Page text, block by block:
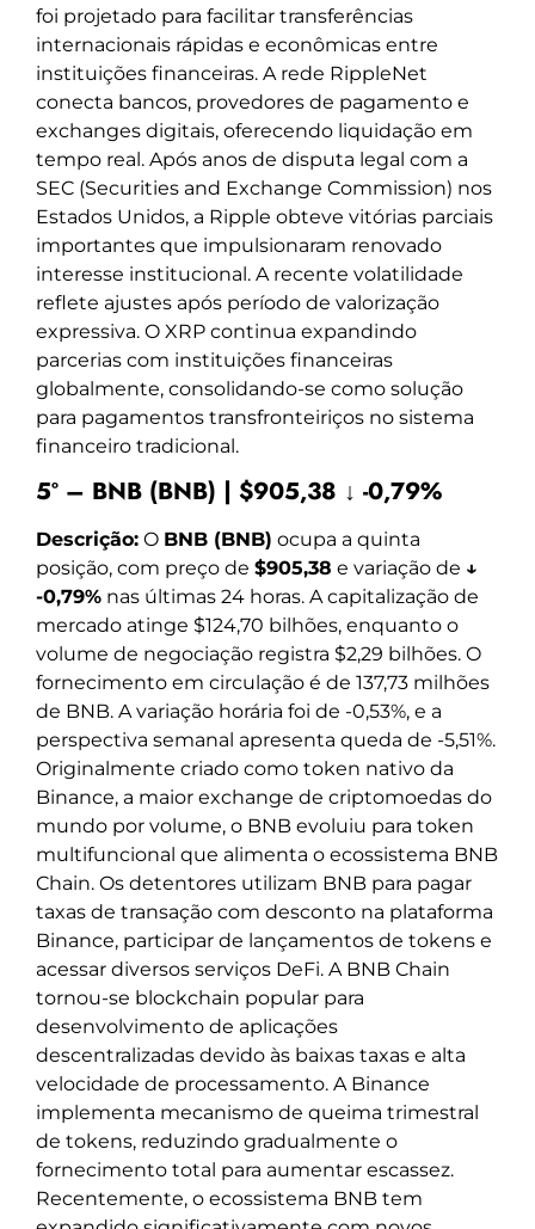
foi projetado para facilitar transferências
internacionais rápidas e econômicas entre
instituições financeiras. A rede RippleNet
conecta bancos, provedores de pagamento e
exchanges digitais, oferecendo liquidação em
tempo real. Após anos de disputa legal com a
SEC (Securities and Exchange Commission) nos
Estados Unidos, a Ripple obteve vitórias parciais
importantes que impulsionaram renovado
interesse institucional. A recente volatilidade
reflete ajustes após período de valorização
expressiva. O XRP continua expandindo
parcerias com instituições financeiras
globalmente, consolidando-se como solução
para pagamentos transfronteiriços no sistema
financeiro tradicional.
5º – BNB (BNB) | $905,38 ↓ -0,79%
Descrição: O BNB (BNB) ocupa a quinta
posição, com preço de $905,38 e variação de ↓
-0,79% nas últimas 24 horas. A capitalização de
mercado atinge $124,70 bilhões, enquanto o
volume de negociação registra $2,29 bilhões. O
fornecimento em circulação é de 137,73 milhões
de BNB. A variação horária foi de -0,53%, e a
perspectiva semanal apresenta queda de -5,51%.
Originalmente criado como token nativo da
Binance, a maior exchange de criptomoedas do
mundo por volume, o BNB evoluiu para token
multifuncional que alimenta o ecossistema BNB
Chain. Os detentores utilizam BNB para pagar
taxas de transação com desconto na plataforma
Binance, participar de lançamentos de tokens e
acessar diversos serviços DeFi. A BNB Chain
tornou-se blockchain popular para
desenvolvimento de aplicações
descentralizadas devido às baixas taxas e alta
velocidade de processamento. A Binance
implementa mecanismo de queima trimestral
de tokens, reduzindo gradualmente o
fornecimento total para aumentar escassez.
Recentemente, o ecossistema BNB tem